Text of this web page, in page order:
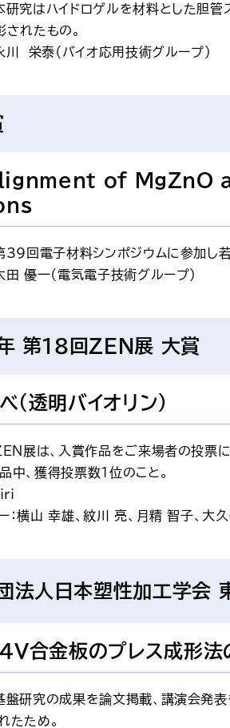
研究はハイドロゲルを材料とした胆
されたもの。
川 栄泰（バイオ応用技術グループ）
of
39回電子材料シンポジウムに参加し
田 優一（電気電子技術グループ）
第18回ZEN展 大賞
（透明バイオリン）
展は、入賞作品をご来場者の投票に
中、獲得投票数1位のこと。
：横山 幸雄、紋川 亮、月精 智子、大
法人 日本塑性加工学会
合金板のプレス成形法
盤研究の成果を論文掲載、講演会発
たため。